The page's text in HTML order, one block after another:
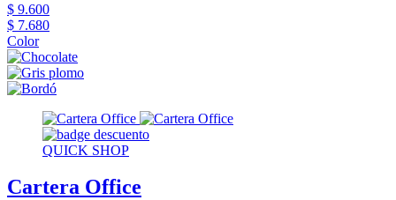
$ 9.600
$ 7.680
Color
QUICK SHOP
Cartera Office